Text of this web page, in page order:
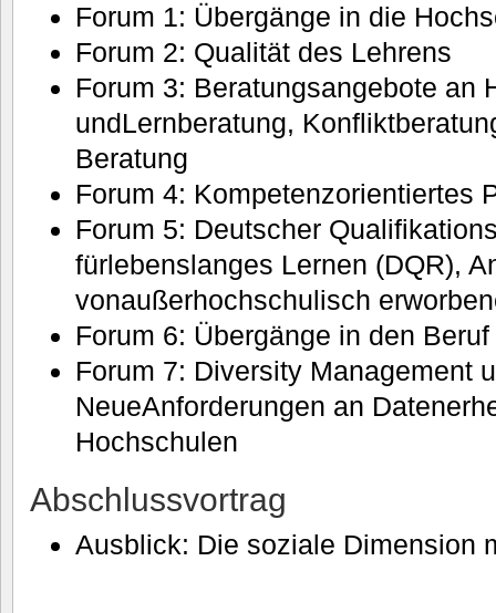
Forum 1: Übergänge in die
Forum 2: Qualität des Lehrens
Forum 3: Beratungsangebote an
undLernberatung,
Beratung
Forum 4: Kompetenzorientiertes
Forum 5: Deutscher
fürlebenslanges Lernen (DQR),
vonaußerhochschulisch
Forum 6: Übergänge in den Beruf
Forum 7: Diversity Management
NeueAnforderungen an
Hochschulen
Abschlussvortrag
Ausblick: Die soziale Dimension